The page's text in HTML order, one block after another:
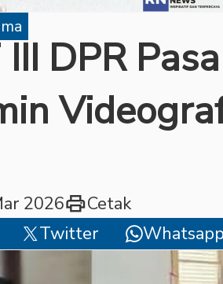
DPR
2026printCetak
Twitter Whatsapp